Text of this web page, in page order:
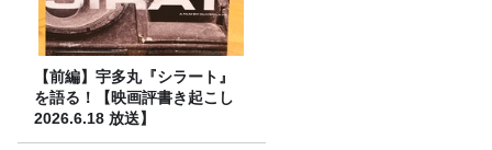
【前編】宇多丸『シラート』
を語る！【映画評書き起こし
2026.6.18 放送】